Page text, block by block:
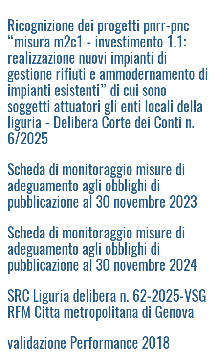
Ricognizione dei progetti pnrr-pnc
“misura m2c1 - investimento 1.1:
realizzazione nuovi impianti di
gestione rifiuti e ammodernamento di
impianti esistenti” di cui sono
soggetti attuatori gli enti locali della
liguria - Delibera Corte dei Conti n.
6/2025
Scheda di monitoraggio misure di
adeguamento agli obblighi di
pubblicazione al 30 novembre 2023
Scheda di monitoraggio misure di
adeguamento agli obblighi di
pubblicazione al 30 novembre 2024
SRC Liguria delibera n. 62-2025-VSG
RFM Citta metropolitana di Genova
validazione Performance 2018